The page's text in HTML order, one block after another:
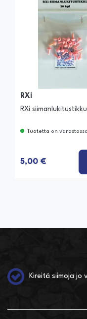
RXi
RXi siimanlukitustikku
Tuotetta on varastossa
5,00 €
Kireitä siimoja jo